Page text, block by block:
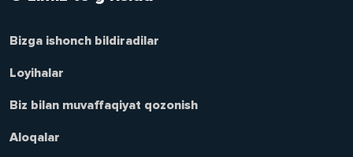
Bizga ishonch bildiradilar
Loyihalar
Biz bilan muvaffaqiyat qozonish
Aloqalar